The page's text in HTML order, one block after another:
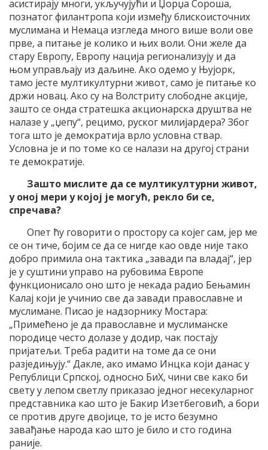
асистирају многи, укључујући и Џорџа Сороша,
познатог филантропа који између блискоисточних
муслимана и Немаца изгледа много више воли ове
прве, а питање је колико и њих воли. Они желе да
стару Европу, Европу нација регионализују и да
њом управљају из даљине. Ако одемо у Њујорк,
тамо јесте мултикултурни живот, само је питање ко
држи новац. Ако су на Волстриту слободне акције,
зашто се онда стратешка акционарска друштва не
налазе у „џепу“, рецимо, руског милијардера? Због
тога што је демократија врло условна ствар.
Условна је и по томе ко се налази на другој страни
те демократије.
Зашто мислите да се мултикултурни живот,
у оној мери у којој је могућ, рекло би се,
спречава?
Опет ћу говорити о простору са којег сам, јер ме
се он тиче, бојим се да се нигде као овде није тако
добро примила она тактика „завади па владај“, јер
је у суштини управо на рубовима Европе
функционисало оно што је некада радио Бењамин
Калај који је учинио све да завади православне и
муслимане. Писао је надзорнику Мостара:
„Примећено је да православне и муслиманске
породице често долазе у додир, чак постају
пријатељи. Треба радити на томе да се они
разједињују.“ Дакле, ако имамо Инцка који данас у
Републици Српској, односно БиХ, чини све како би
свету у лепом светлу приказао једног несекуларног
представника као што је Бакир Изетбеговић, а бори
се против друге двојице, то је исто безумно
завађање народа као што је било и сто година
раније.